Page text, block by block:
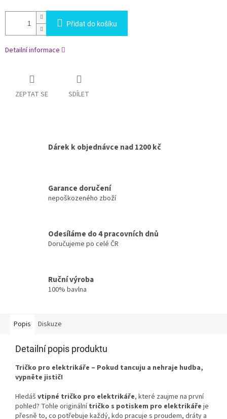
Přidat do košíku
Detailní informace
ZEPTAT SE SDÍLET
Dárek k objednávce nad 1200 kč
Garance doručení
nepoškozeného zboží
Odesíláme do 4 pracovních dnů
Doručujeme po celé ČR
Ruční výroba
100% bavlna
Popis Diskuze
Detailní popis produktu
Tričko pro elektrikáře – Pokud tancuju a nehraje hudba,
vypněte jistič!
Hledáš vtipné tričko pro elektrikáře, které zaujme na první
pohled? Tohle originálnítričko s potiskem pro elektrikáře je
přesně to, co potřebuje každý, kdo pracuje s proudem, dráty a